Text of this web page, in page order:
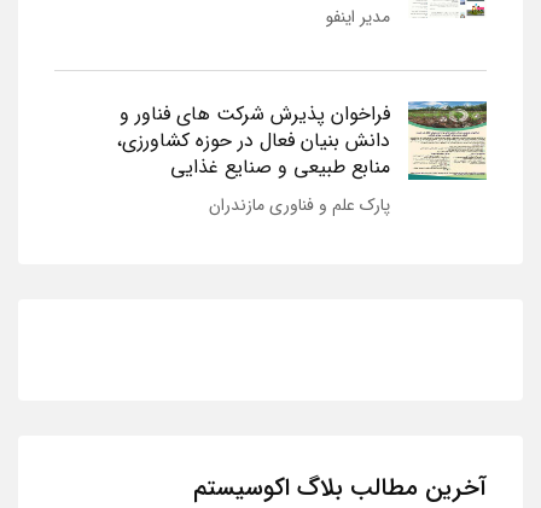
مدیر اینفو
فراخوان پذیرش شرکت های فناور و
دانش بنیان فعال در حوزه کشاورزی،
منابع طبیعی و صنایع غذایی
پارک علم و فناوری مازندران
آخرین مطالب بلاگ اکوسیستم